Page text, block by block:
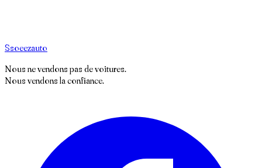
Ssoeezauto
Nous ne vendons pas de voitures.
Nous vendons la confiance.